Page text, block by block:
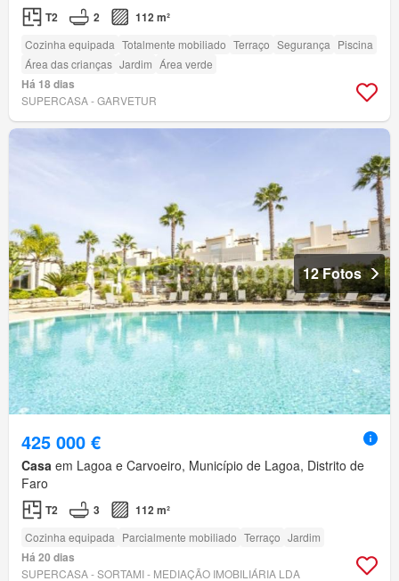
T2 2 112 m²
Cozinha equipada Totalmente mobiliado Terraço Segurança Piscina
Área das crianças Jardim Área verde
Há 18 dias
SUPERCASA - GARVETUR
12 Fotos
425 000 €
Casa em Lagoa e Carvoeiro, Município de Lagoa, Distrito de
Faro
T2 3 112 m²
Cozinha equipada Parcialmente mobiliado Terraço Jardim
Há 20 dias
SUPERCASA - SORTAMI - MEDIAÇÃO IMOBILIÁRIA LDA